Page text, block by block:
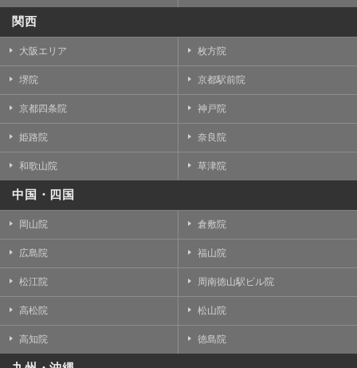
関西
大阪エリア 枚方院
堺院 京都駅前院
京都四条院 神戸院
姫路院 奈良院
和歌山院 草津院
中国・四国
岡山院 倉敷院
広島院 福山院
松江院 周南徳山駅ビル院
高松院 松山院
高知院 徳島院